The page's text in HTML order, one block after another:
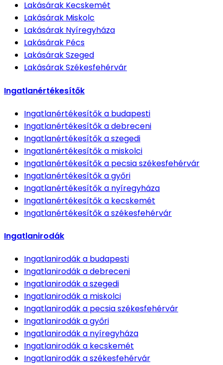
Lakásárak Kecskemét
Lakásárak Miskolc
Lakásárak Nyíregyháza
Lakásárak Pécs
LakásárakSzeged
LakásárakSzékesfehérvár
Ingatlanértékesítők
Ingatlanértékesítőka budapesti
Ingatlanértékesítőka debreceni
Ingatlanértékesítőka szegedi
Ingatlanértékesítőka miskolci
Ingatlanértékesítőka pecsia székesfehérvár
Ingatlanértékesítőka győri
Ingatlanértékesítőka nyíregyháza
Ingatlanértékesítőka kecskemét
Ingatlanértékesítőka székesfehérvár
Ingatlanirodák
Ingatlanirodáka budapesti
Ingatlanirodáka debreceni
Ingatlanirodáka szegedi
Ingatlanirodáka miskolci
Ingatlanirodáka pecsia székesfehérvár
Ingatlanirodáka győri
Ingatlanirodáka nyíregyháza
Ingatlanirodáka kecskemét
Ingatlanirodáka székesfehérvár